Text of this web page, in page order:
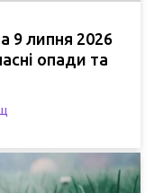
9 липня 2026
опади та